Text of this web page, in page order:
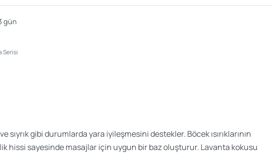
gün
Serisi
gibi durumlarda yara iyileşmesini destekler. Böcek ısırıklarının
hissi sayesinde masajlar için uygun bir baz oluşturur. Lavanta kokusu